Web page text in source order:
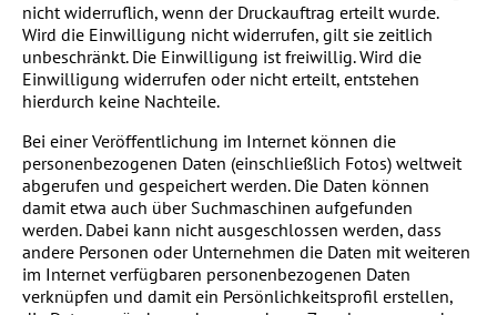
nicht widerruflich, wenn der Druckauftrag erteilt wurde.
Wird die Einwilligung nicht widerrufen, gilt sie zeitlich
unbeschränkt. Die Einwilligung ist freiwillig. Wird die
Einwilligung widerrufen oder nicht erteilt, entstehen
hierdurch keine Nachteile.
Bei einer Veröffentlichung im Internet können die
personenbezogenen Daten (einschließlich Fotos) weltweit
abgerufen und gespeichert werden. Die Daten können
damit etwa auch über Suchmaschinen aufgefunden
werden. Dabei kann nicht ausgeschlossen werden, dass
andere Personen oder Unternehmen die Daten mit weiteren
im Internet verfügbaren personenbezogenen Daten
verknüpfen und damit ein Persönlichkeitsprofil erstellen,